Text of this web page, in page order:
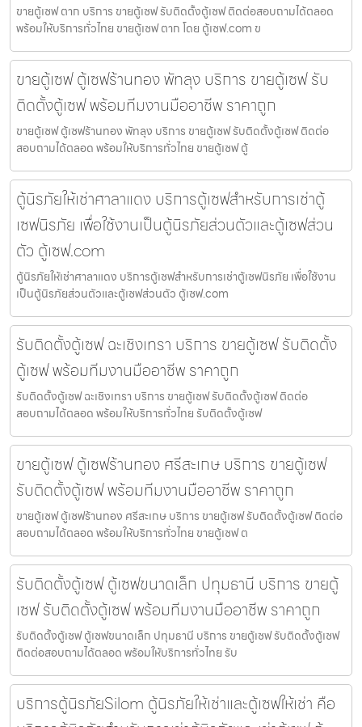
ขายตู้เซฟ ตาก บริการ ขายตู้เซฟ รับติดตั้งตู้เซฟ ติดต่อสอบถามได้ตลอด
พร้อมให้บริการทั่วไทย ขายตู้เซฟ ตาก โดย ตู้เซฟ.com ข
ขายตู้เซฟ ตู้เซฟร้านทอง พัทลุง บริการ ขายตู้เซฟ รับ
ติดตั้งตู้เซฟ พร้อมทีมงานมืออาชีพ ราคาถูก
ขายตู้เซฟ ตู้เซฟร้านทอง พัทลุง บริการ ขายตู้เซฟ รับติดตั้งตู้เซฟ ติดต่อ
สอบถามได้ตลอด พร้อมให้บริการทั่วไทย ขายตู้เซฟ ตู้
ตู้นิรภัยให้เช่าศาลาแดง บริการตู้เซฟสำหรับการเช่าตู้
เซฟนิรภัย เพื่อใช้งานเป็นตู้นิรภัยส่วนตัวและตู้เซฟส่วน
ตัว ตู้เซฟ.com
ตู้นิรภัยให้เช่าศาลาแดง บริการตู้เซฟสำหรับการเช่าตู้เซฟนิรภัย เพื่อใช้งาน
เป็นตู้นิรภัยส่วนตัวและตู้เซฟส่วนตัว ตู้เซฟ.com
รับติดตั้งตู้เซฟ ฉะเชิงเทรา บริการ ขายตู้เซฟ รับติดตั้ง
ตู้เซฟ พร้อมทีมงานมืออาชีพ ราคาถูก
รับติดตั้งตู้เซฟ ฉะเชิงเทรา บริการ ขายตู้เซฟ รับติดตั้งตู้เซฟ ติดต่อ
สอบถามได้ตลอด พร้อมให้บริการทั่วไทย รับติดตั้งตู้เซฟ
ขายตู้เซฟ ตู้เซฟร้านทอง ศรีสะเกษ บริการ ขายตู้เซฟ
รับติดตั้งตู้เซฟ พร้อมทีมงานมืออาชีพ ราคาถูก
ขายตู้เซฟ ตู้เซฟร้านทอง ศรีสะเกษ บริการ ขายตู้เซฟ รับติดตั้งตู้เซฟ ติดต่อ
สอบถามได้ตลอด พร้อมให้บริการทั่วไทย ขายตู้เซฟ ต
รับติดตั้งตู้เซฟ ตู้เซฟขนาดเล็ก ปทุมธานี บริการ ขายตู้
เซฟ รับติดตั้งตู้เซฟ พร้อมทีมงานมืออาชีพ ราคาถูก
รับติดตั้งตู้เซฟ ตู้เซฟขนาดเล็ก ปทุมธานี บริการ ขายตู้เซฟ รับติดตั้งตู้เซฟ
ติดต่อสอบถามได้ตลอด พร้อมให้บริการทั่วไทย รับ
บริการตู้นิรภัยSilom ตู้นิรภัยให้เช่าและตู้เซฟให้เช่า คือ